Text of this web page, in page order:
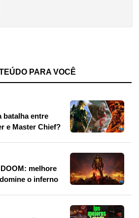
PARA VOCÊ
batalha entre
e Master Chief?
melhore
o inferno